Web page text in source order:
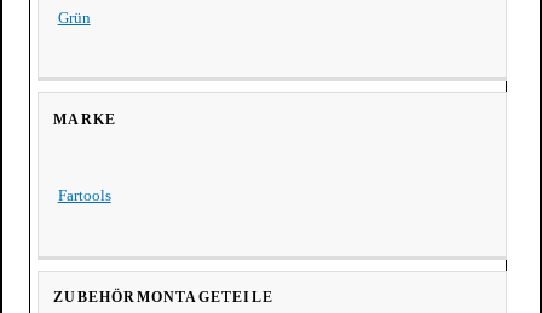
Grün
MARKE
Fartools
ZUBEHÖRMONTAGETEILE